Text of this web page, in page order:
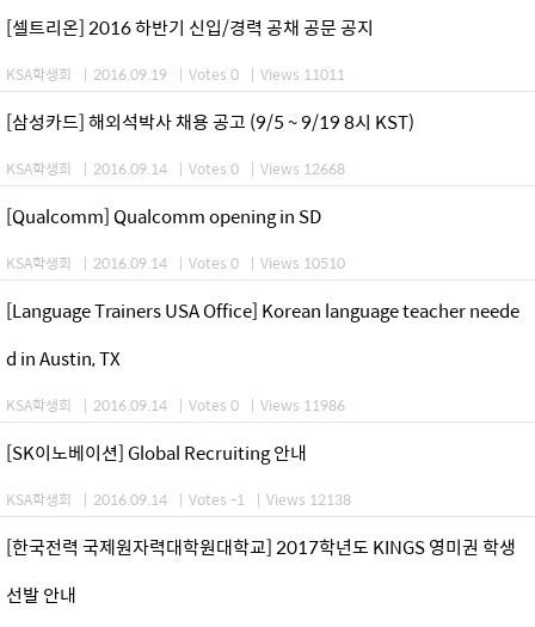
[셀트리온] 2016 하반기 신입/경력 공채 공문 공지
KSA학생회 | 2016.09.19 | Votes 0 | Views 11011
[삼성카드] 해외석박사 채용 공고 (9/5 ~ 9/19 8시 KST)
KSA학생회 | 2016.09.14 | Votes 0 | Views 12668
[Qualcomm] Qualcomm opening in SD
KSA학생회 | 2016.09.14 | Votes 0 | Views 10510
[Language Trainers USA Office] Korean language teacher neede
d in Austin, TX
KSA학생회 | 2016.09.14 | Votes 0 | Views 11986
[SK이노베이션] Global Recruiting 안내
KSA학생회 | 2016.09.14 | Votes -1 | Views 12138
[한국전력 국제원자력대학원대학교] 2017학년도 KINGS 영미권 학생
선발 안내